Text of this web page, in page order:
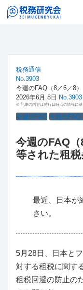
税務通信
No.3903
今週のFAQ（8／6／8
2026年6月 8日 No.3903
※ 記事の内容は発行日時点の情報に
今週のFAQ 今週のFAQ
今週のFAQ
等された租税
最近、日本が
さい。
5月28日、日本と
対する租税に関す
租税回避の防止の